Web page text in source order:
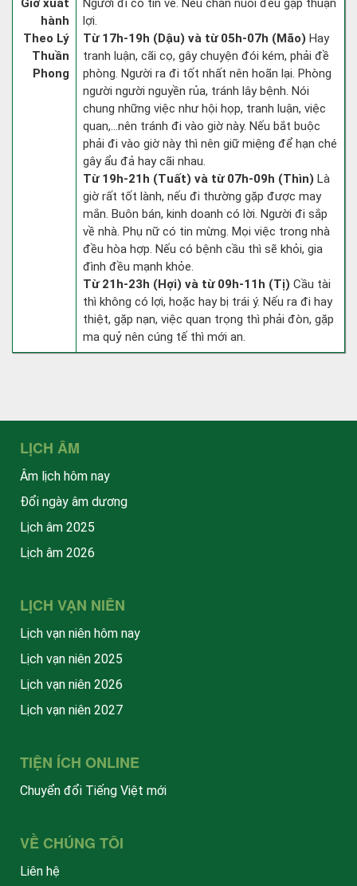
Giờ xuất
hành
Theo Lý
Thuần
Phong
Người đi có tin về. Nếu chăn nuôi đều gặp thuận
lợi.
Từ 17h-19h (Dậu) và từ 05h-07h (Mão) Hay
tranh luận, cãi cọ, gây chuyện đói kém, phải đề
phòng. Người ra đi tốt nhất nên hoãn lại. Phòng
người người nguyền rủa, tránh lây bệnh. Nói
chung những việc như hội họp, tranh luận, việc
quan,…nên tránh đi vào giờ này. Nếu bắt buộc
phải đi vào giờ này thì nên giữ miệng để hạn ché
gây ẩu đả hay cãi nhau.
Từ 19h-21h (Tuất) và từ 07h-09h (Thìn) Là
giờ rất tốt lành, nếu đi thường gặp được may
mắn. Buôn bán, kinh doanh có lời. Người đi sắp
về nhà. Phụ nữ có tin mừng. Mọi việc trong nhà
đều hòa hợp. Nếu có bệnh cầu thì sẽ khỏi, gia
đình đều mạnh khỏe.
Từ 21h-23h (Hợi) và từ 09h-11h (Tị) Cầu tài
thì không có lợi, hoặc hay bị trái ý. Nếu ra đi hay
thiệt, gặp nạn, việc quan trọng thì phải đòn, gặp
ma quỷ nên cúng tế thì mới an.
LỊCH ÂM
Âm lịch hôm nay
Đổi ngày âm dương
Lịch âm 2025
Lịch âm 2026
LỊCH VẠN NIÊN
Lịch vạn niên hôm nay
Lịch vạn niên 2025
Lịch vạn niên 2026
Lịch vạn niên 2027
TIỆN ÍCH ONLINE
Chuyển đổi Tiếng Việt mới
VỀ CHÚNG TÔI
Liên hệ